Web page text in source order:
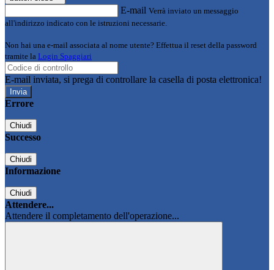
E-mail Verrà inviato un messaggio
all'indirizzo indicato con le istruzioni necessarie.
Non hai una e-mail associata al nome utente? Effettua il reset della password
tramite la Login Spaggiari
E-mail inviata, si prega di controllare la casella di posta elettronica!
Errore
Chiudi
Successo
Chiudi
Informazione
Chiudi
Attendere...
Attendere il completamento dell'operazione...